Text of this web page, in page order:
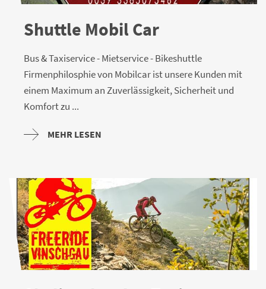
Shuttle Mobil Car
Bus & Taxiservice - Mietservice - Bikeshuttle
Firmenphilosphie von Mobilcar ist unsere Kunden mit
einem Maximum an Zuverlässigkeit, Sicherheit und
Komfort zu ...
MEHR LESEN